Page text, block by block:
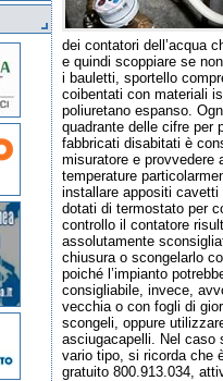
dei contatori dell’acqua
e quindi scoppiare se
i bauletti, sportello
coibentati con materiali
poliuretano espanso.
quadrante delle cifre per
fabbricati disabitati è
misuratore e provvedere
temperature
installare appositi
dotati di termostato per
controllo il contatore
assolutamente
chiusura o scongelarlo
poiché l’impianto
consigliabile, invece,
vecchia o con fogli di
scongeli, oppure
asciugacapelli. Nel caso
vario tipo, si ricorda che
gratuito 800.913.034,